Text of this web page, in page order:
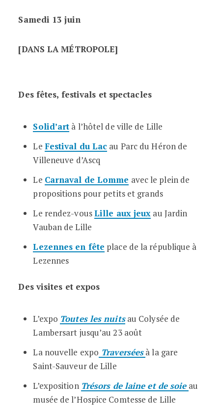
Samedi 13 juin
[DANS LA MÉTROPOLE]
Des fêtes, festivals et spectacles
Solid’art à l’hôtel de ville de Lille
Le Festival du Lac au Parc du Héron de
Villeneuve d’Ascq
Le Carnaval de Lomme avec le plein de
propositions pour petits et grands
Le rendez-vousLille aux jeux au Jardin
Vauban de Lille
Lezennes en fête place de la république à
Lezennes
Des visites et expos
L’expo Toutes les nuitsau Colysée de
Lambersart jusqu’au 23 août
La nouvelle expo Traversées à la gare
Saint-Sauveur de Lille
L’exposition Trésors de laine et de soie au
musée de l’Hospice Comtesse de Lille